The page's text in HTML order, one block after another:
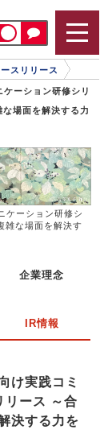
スリリース
ーション研修シリ
場面を解決する力
ケーション研修シ
雑な場面を解決す
企業理念
IR情報
け実践コミ
リース ～合
決する力を